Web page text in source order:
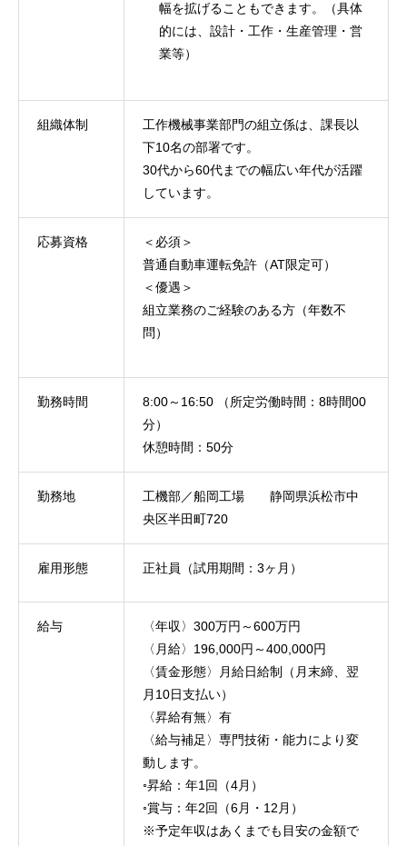
会社を知る
幅を拡げることもできます。（具体
的には、設計・工作・生産管理・営
業等）
組織体制
工作機械事業部門の組立係は、課長以
下10名の部署です。
30代から60代までの幅広い年代が活躍
しています。
応募資格
＜必須＞
普通自動車運転免許（AT限定可）
＜優遇＞
組立業務のご経験のある方（年数不
問）
勤務時間
8:00～16:50 （所定労働時間：8時間00
分）
休憩時間：50分
勤務地
工機部／船岡工場 静岡県浜松市中
央区半田町720
雇用形態 正社員（試用期間：3ヶ月）
給与
〈年収〉300万円～600万円
〈月給〉196,000円～400,000円
〈賃金形態〉月給日給制（月末締、翌
月10日支払い）
〈昇給有無〉有
〈給与補足〉専門技術・能力により変
動します。
◦昇給：年1回（4月）
◦賞与：年2回（6月・12月）
※予定年収はあくまでも目安の金額で